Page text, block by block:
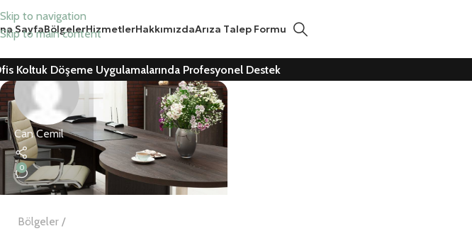
Skip to navigation
Skip to main content
SayfaBölgelerHizmetlerHakkımızdaArıza Talep Formu
Koltuk Döşeme Uygulamalarında Profesyonel Destek
Can Cemil
0
Bölgeler